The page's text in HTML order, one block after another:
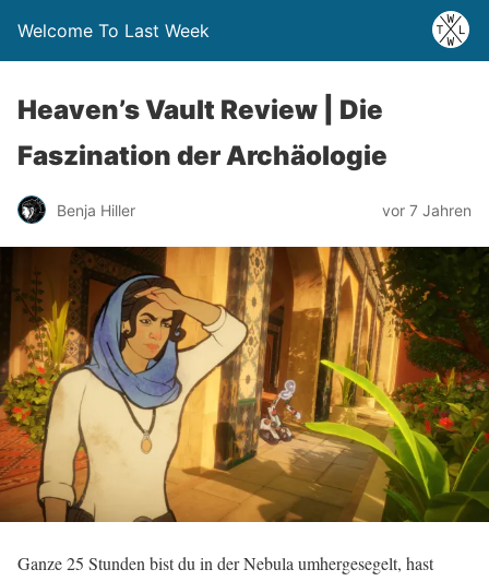
Welcome To Last Week
Heaven’s Vault Review | Die
Faszination der Archäologie
Benja Hiller vor 7 Jahren
Ganze 25 Stunden bist du in der Nebula umhergesegelt, hast